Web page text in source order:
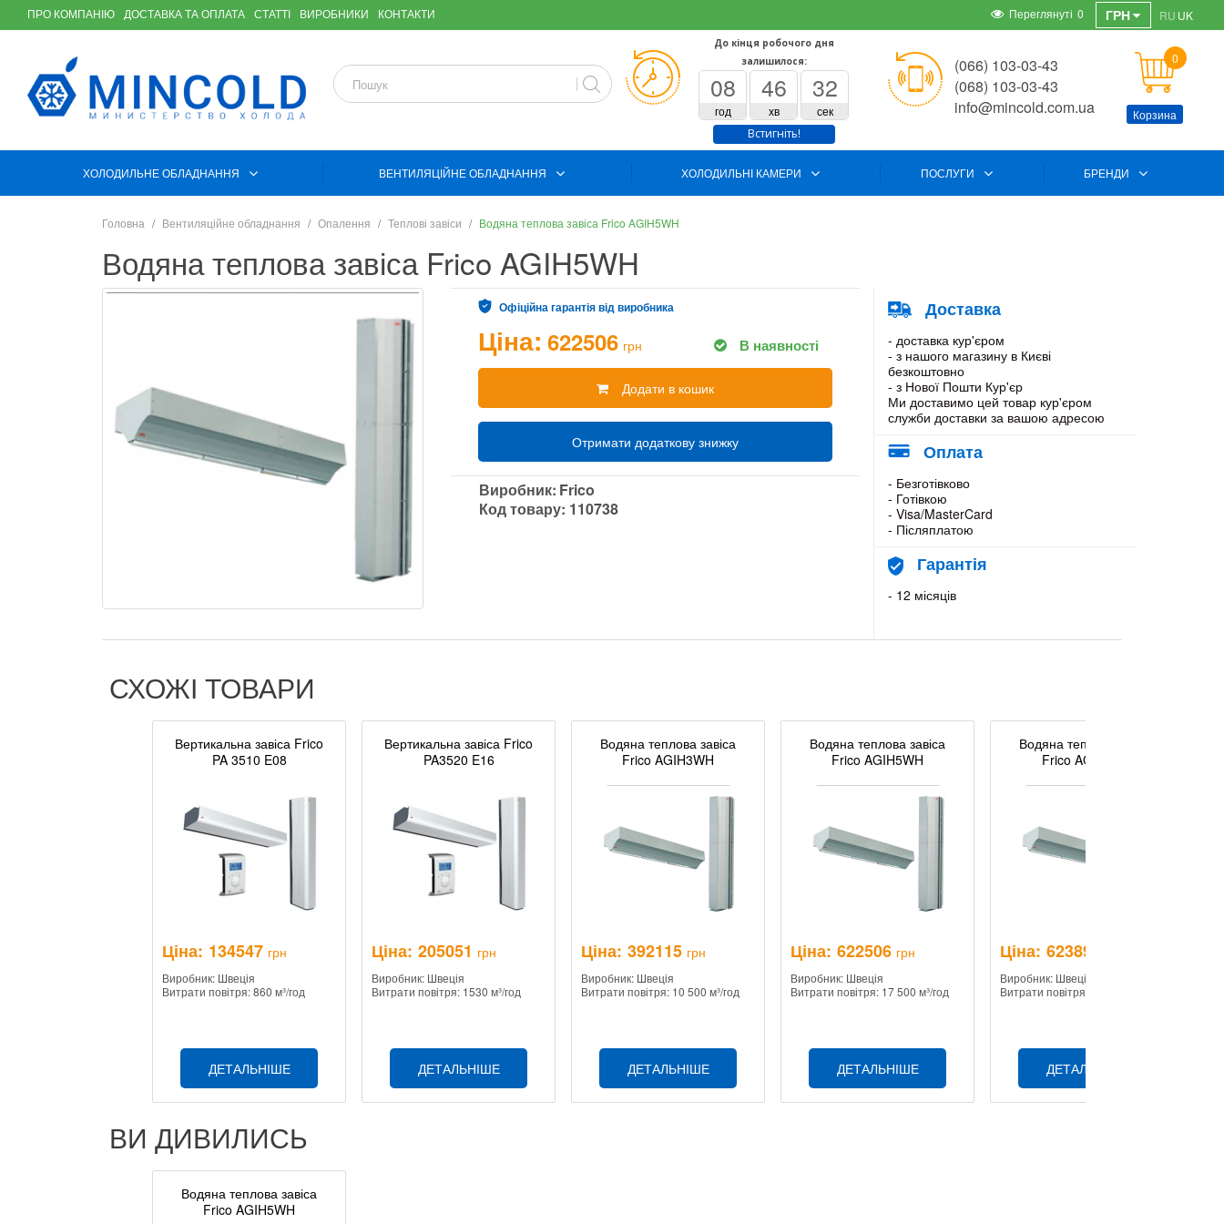
ПРО КОМПАНІЮ ДОСТАВКА ТА ОПЛАТА СТАТТІ ВИРОБНИКИ КОНТАКТИ ГРН RU UK
Переглянуті 0
До кінця робочого дня
залишилося:
08
год
46
хв
32
сек
Встигніть!
(066) 103-03-43
(068) 103-03-43
info@mincold.com.ua
0
Корзина
ХОЛОДИЛЬНЕ ОБЛАДНАННЯ ВЕНТИЛЯЦІЙНЕ ОБЛАДНАННЯ ХОЛОДИЛЬНІ КАМЕРИ ПОСЛУГИ БРЕНДИ
Головна Вентиляційне обладнання Опалення Теплові завіси Водяна теплова завіса Frico AGIH5WH
Водяна теплова завіса Frico AGIH5WH
Офіційна гарантія від виробника
Ціна: 622506 грн В наявності
Додати в кошик
Отримати додаткову знижку
Виробник: Frico
Код товару: 110738
Доставка
- доставка кур'єром
- з нашого магазину в Києві
безкоштовно
- з Нової Пошти Кур'єр
Ми доставимо цей товар кур'єром
служби доставки за вашою адресою
Оплата
- Безготівково
- Готівкою
- Visa/MasterCard
- Післяплатою
Гарантія
- 12 місяців
СХОЖІ ТОВАРИ
Вертикальна завіса Frico
PA 3510 E08
Ціна: 134547 грн
Виробник: Швеція
Витрати повітря: 860 м³/год
ДЕТАЛЬНІШЕ
Вертикальна завіса Frico
PA3520 E16
Ціна: 205051 грн
Виробник: Швеція
Витрати повітря: 1530 м³/год
ДЕТАЛЬНІШЕ
Водяна теплова завіса
Frico AGIH3WH
Ціна: 392115 грн
Виробник: Швеція
Витрати повітря: 10 500 м³/год
ДЕТАЛЬНІШЕ
Водяна теплова завіса
Frico AGIH5WH
Ціна: 622506 грн
Виробник: Швеція
Витрати повітря: 17 500 м³/год
ДЕТАЛЬНІШЕ
Водяна теплова завіса
Frico AGIV5WH
Ціна: 623897
Виробник: Швеція
Витрати повітря: 17 500 м³/год
ДЕТАЛЬНІШЕ
ВИ ДИВИЛИСЬ
Водяна теплова завіса
Frico AGIH5WH